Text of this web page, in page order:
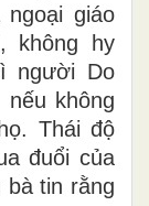
giáo
không hy
người Do
không
Thái độ
đuổi của
bà tin rằng